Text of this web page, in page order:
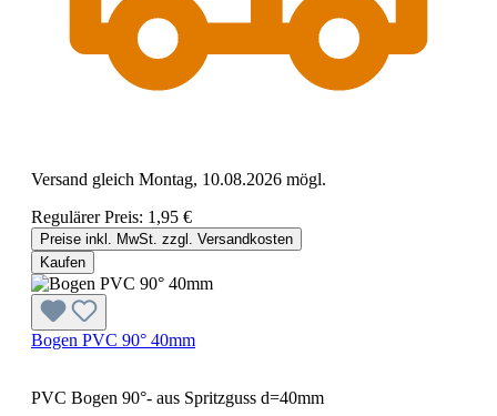
Versand gleich Montag, 10.08.2026 mögl.
Regulärer Preis: 1,95 €
Preise inkl. MwSt. zzgl. Versandkosten
Kaufen
Bogen PVC 90° 40mm
PVC Bogen 90°- aus Spritzguss d=40mm